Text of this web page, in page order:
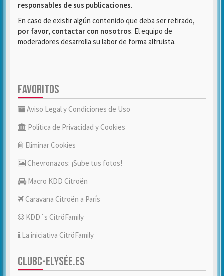
responsables de sus publicaciones.
En caso de existir algún contenido que deba ser retirado,
por favor, contactar con nosotros. El equipo de
moderadores desarrolla su labor de forma altruista.
FAVORITOS
Aviso Legal y Condiciones de Uso
Política de Privacidad y Cookies
Eliminar Cookies
Chevronazos: ¡Sube tus fotos!
Macro KDD Citroën
Caravana Citroën a París
KDD´s CitröFamily
La iniciativa CitröFamily
CLUBC-ELYSÉE.ES